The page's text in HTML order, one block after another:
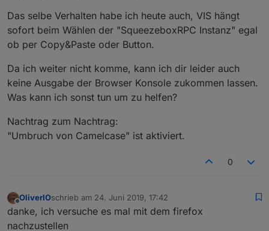
Das selbe Verhalten habe ich heute auch, VIS hängt
sofort beim Wählen der "SqueezeboxRPC Instanz" egal
ob per Copy&Paste oder Button.
Da ich weiter nicht komme, kann ich dir leider auch
keine Ausgabe der Browser Konsole zukommen lassen.
Was kann ich sonst tun um zu helfen?
Nachtrag zum Nachtrag:
"Umbruch von Camelcase" ist aktiviert.
0
Offline
OliverIOschrieb am 24. Juni 2019, 17:42
zuletzt editiert von
danke, ich versuche es mal mit dem firefox
nachzustellen